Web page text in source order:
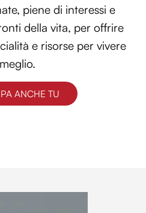
piene di interessi e
della vita, per offrire
e risorse per vivere
ANCHE TU